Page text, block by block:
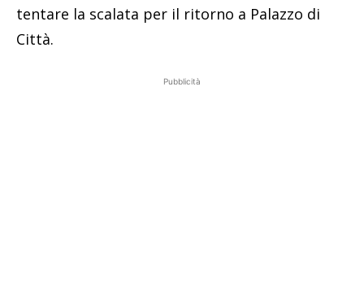
tentare la scalata per il ritorno a Palazzo di
Città.
Pubblicità